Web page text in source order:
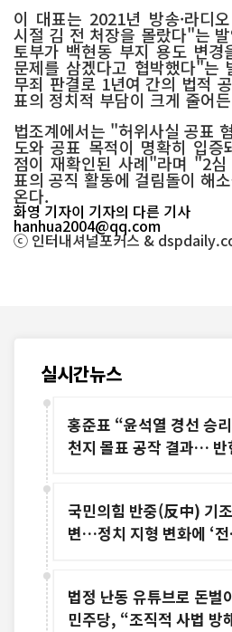
이 대표는 2021년 방송·라디
시절 김 전 처장을 몰랐다"는
토부가 백현동 부지 용도 변경
문제를 삼겠다고 협박했다"는
무죄 판결로 1년여 간의 법적
표의 정치적 부담이 크게 줄어
법조계에서는 "허위사실 공표
도와 공표 목적이 명확히 입증
점이 재확인된 사례"라며 "2
표의 공직 활동에 걸림돌이 해
온다.
화영 기자이 기자의 다른 기사
hanhua2004@qq.com
ⓒ 인터내셔널포커스 &
실시간뉴스
홍준표 “윤석열 경선 승
천지 몰표 공작 결과… 반
국민의힘 반중(反中) 기
변…정치 지형 변화에 ‘
법정 난동 유튜브로 돈
민주당, “조직적 사법 방